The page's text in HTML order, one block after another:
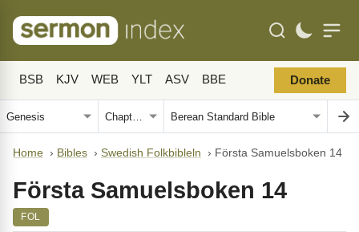
BSB KJV WEB YLT ASV BBE Donate
Home › Bibles › Swedish Folkbibleln › Första Samuelsboken 14
Första Samuelsboken 14
FOL